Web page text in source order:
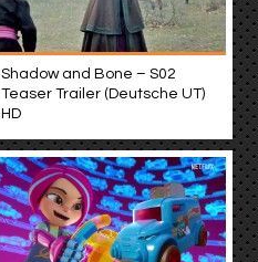
Shadow and Bone – S02
Teaser Trailer (Deutsche UT)
HD